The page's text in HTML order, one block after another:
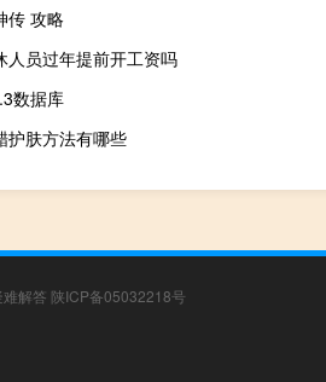
传 攻略
人员过年提前开工资吗
数据库
护肤方法有哪些
难解答 陕ICP备05032218号